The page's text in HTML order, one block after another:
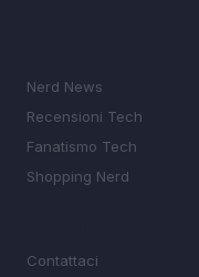
Nerd News
Recensioni Tech
Fanatismo Tech
Shopping Nerd
Contattaci